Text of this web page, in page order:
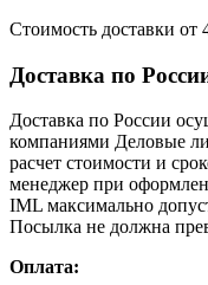
Cтоимость доставки от
Доставка по
Доставка по России
компаниями Деловые
расчет стоимости и
менеджер при
IML максимально
Посылка не должна
Оплата: